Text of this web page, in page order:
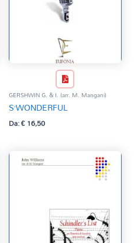
GERSHWIN G. & I. (arr. M. Mangani)
S’WONDERFUL
Da:€16,50